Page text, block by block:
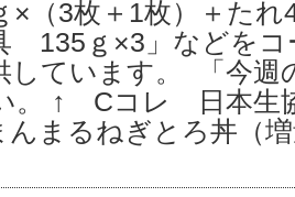
×（3枚＋1枚）＋た
135ｇ×3」などをコ
しています。 「今週
。 ↑ Cコレ 日本生
んまるねぎとろ丼（